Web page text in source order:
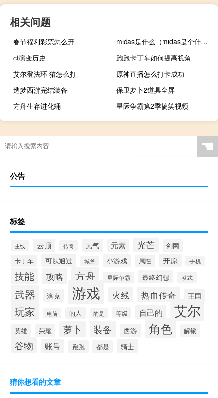
相关问题
春节福利彩票怎么开
midas是什么（midas是个什么软件）
cf演变历史
跑跑卡丁车如何提高视角
艾尔登法环 猫怎么打
原神直播怎么打卡成功
造梦西游完结装备
保卫萝卜2道具全屏
方舟生存进化蛹
星际争霸第2季搞笑视频
☚
公告
标签
主线 云顶 传奇 元气 元素 光芒
剑网
卡丁车
可以通过 城堡 小游戏 属性 开原 手机
技能 攻略 方舟 星际争霸 最终幻想 模式
武器 洛克 游戏 火线 热血传奇 王国
玩家 电脑 的人 的是 等级 自己的 艾尔
英雄 荣耀 萝卜 装备 西游 角色 解锁
谷物 账号 跑跑 都是 骑士
猜你想看的文章